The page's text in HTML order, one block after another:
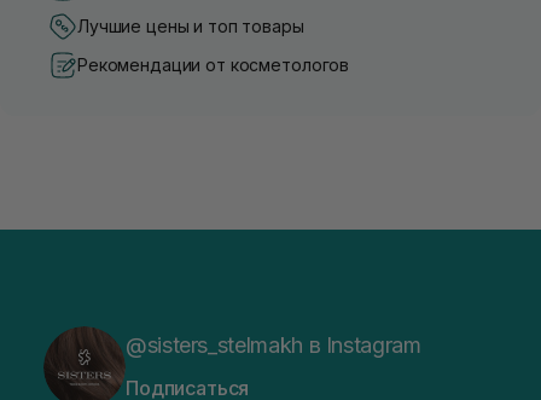
Лучшие цены и топ товары
Рекомендации от косметологов
@sisters_stelmakh в Instagram
Подписаться